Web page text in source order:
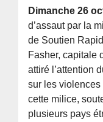
Dimanche 26
d’assaut par la
de Soutien
Fasher, capitale
attiré l’attention
sur les
cette milice,
plusieurs pays